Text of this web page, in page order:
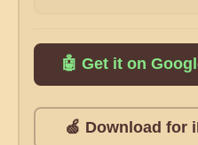
🤖 Get it on
🍏 Download for